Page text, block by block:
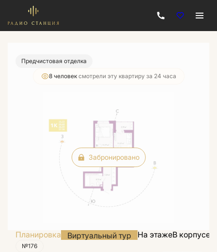
1-комнатная Цена по запросу
Предчистовая отделка
8 человек смотрели эту квартиру за 24 часа
Забронировано
Планировка Виртуальный тур На этажеВ корпусе
№176